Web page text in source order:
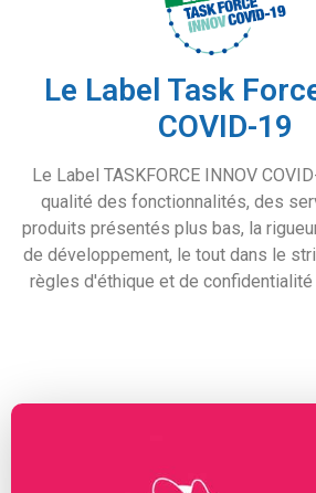
Le Label Task
COVID-19
Le Label TASKFORCE INNOV
qualité des fonctionnalités, des
produits présentés plus bas, la
de développement, le tout dans le
règles d'éthique et de confidentialité